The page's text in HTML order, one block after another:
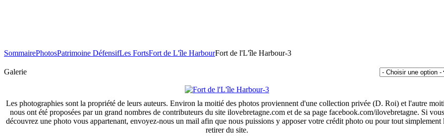
SommairePhotosPatrimoine DéfensifLes FortsFort de L'île HarbourFort de l'L'île Harbour-3
Galerie
Les photographies sont la propriété de leurs auteurs. Environ la moitié des photos proviennent d'une collection privée (D. Roi) et l'autre
nous ont été proposées par un grand nombres de contributeurs du site ilovebretagne.com et de sa page facebook.com/ilovebretagne. Si vous
découvrez une photo vous appartenant, envoyez-nous un mail afin que nous puissions y apposer votre crédit photo ou pour tout simplement
retirer du site.